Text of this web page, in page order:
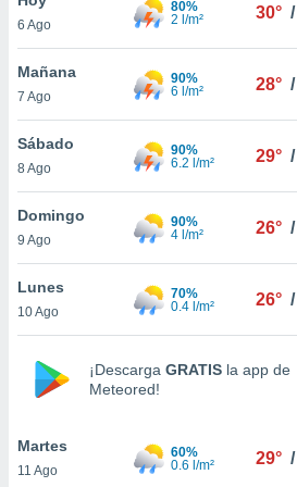
en
más
nuestra
de
aceptar
de
6 Ago
80%
2 l/m²
30° /
Mañana
7 Ago
90%
6 l/m²
28° /
Sábado
8 Ago
90%
6.2 l/m²
29° /
Domingo
9 Ago
90%
4 l/m²
26° /
Lunes
10 Ago
70%
0.4 l/m²
26° /
¡Descarga GRATIS la app de
Meteored!
Martes
11 Ago
60%
0.6 l/m²
29° /